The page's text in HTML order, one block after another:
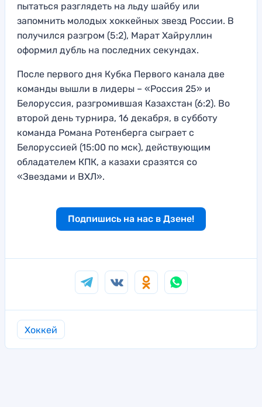
пытаться разглядеть на льду шайбу или
запомнить молодых хоккейных звезд России. В
получился разгром (5:2), Марат Хайруллин
оформил дубль на последних секундах.
После первого дня Кубка Первого канала две
команды вышли в лидеры – «Россия 25» и
Белоруссия, разгромившая Казахстан (6:2). Во
второй день турнира, 16 декабря, в субботу
команда Романа Ротенберга сыграет с
Белоруссией (15:00 по мск), действующим
обладателем КПК, а казахи сразятся со
«Звездами и ВХЛ».
Подпишись на нас в Дзене!
Хоккей